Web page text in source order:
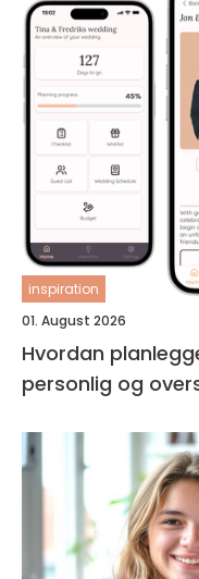
inspiration
01. August 2026
Hvordan
personlig og